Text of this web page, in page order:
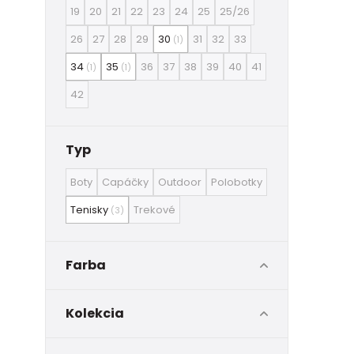
19 20 21 22 23 24 25
25/26
26
27 28 29 30 (1) 31 32
33
34 (1) 35 (1) 36 37 38 39 40
41
42
Typ
Boty Capáčky Outdoor
Polobotky
Tenisky (3) Trekové
Farba
Kolekcia